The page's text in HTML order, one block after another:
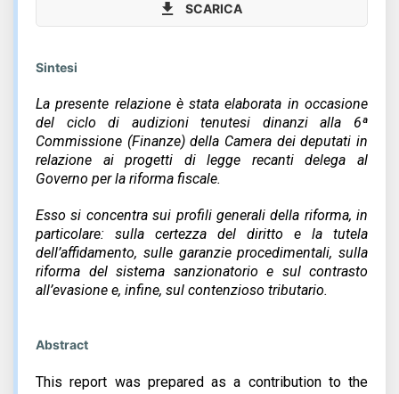
SCARICA
Sintesi
La presente relazione è stata elaborata in occasione
del ciclo di audizioni tenutesi dinanzi alla 6ª
Commissione (Finanze) della Camera dei deputati in
relazione ai progetti di legge recanti delega al
Governo per la riforma fiscale.
Esso si concentra sui profili generali della riforma, in
particolare: sulla certezza del diritto e la tutela
dell’affidamento, sulle garanzie procedimentali, sulla
riforma del sistema sanzionatorio e sul contrasto
all’evasione e, infine, sul contenzioso tributario.
Abstract
This report was prepared as a contribution to the